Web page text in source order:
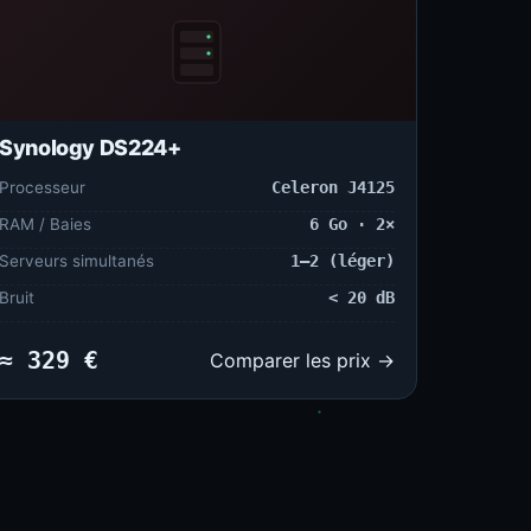
Synology DS224+
Processeur
Celeron J4125
RAM / Baies
6 Go · 2×
Serveurs simultanés
1–2 (léger)
Bruit
< 20 dB
≈ 329 € Comparer les prix →